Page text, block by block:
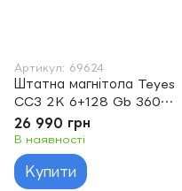
Артикул: 69624
Штатна магнітола Teyes
CC3 2K 6+128 Gb 360°
Honda Accord 8 2008-
2012 9"
26 990 грн
В наявності
Купити